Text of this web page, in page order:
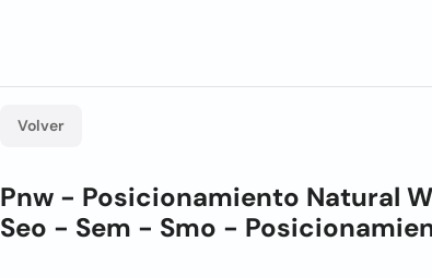
Volver
Pnw - Posicionamiento Natural
Seo - Sem - Smo -